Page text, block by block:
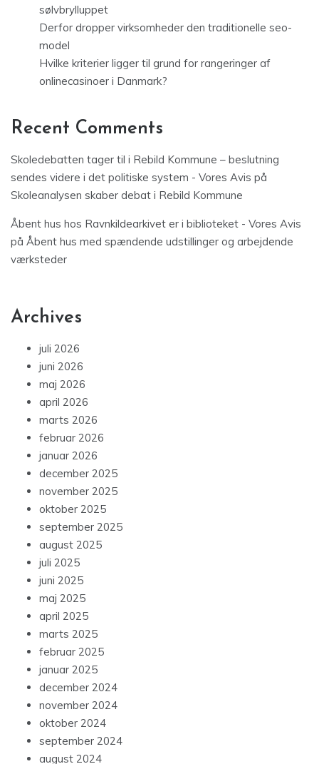
sølvbrylluppet
Derfor dropper virksomheder den traditionelle seo-
model
Hvilke kriterier ligger til grund for rangeringer af
onlinecasinoer i Danmark?
Recent Comments
Skoledebatten tager til i Rebild Kommune – beslutning
sendes videre i det politiske system - Vores Avis på
Skoleanalysen skaber debat i Rebild Kommune
Åbent hus hos Ravnkildearkivet er i biblioteket - Vores Avis
på Åbent hus med spændende udstillinger og arbejdende
værksteder
Archives
juli 2026
juni 2026
maj 2026
april 2026
marts 2026
februar 2026
januar 2026
december 2025
november 2025
oktober 2025
september 2025
august 2025
juli 2025
juni 2025
maj 2025
april 2025
marts 2025
februar 2025
januar 2025
december 2024
november 2024
oktober 2024
september 2024
august 2024